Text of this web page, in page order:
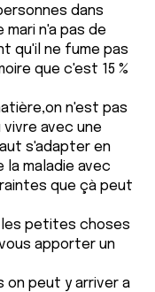
dans
n'a pas de
qu'il ne fume pas
que c'est 15 %
n'est pas
avec une
s'adapter en
la maladie avec
que çà peut
petites choses
apporter un
on peut y arriver a